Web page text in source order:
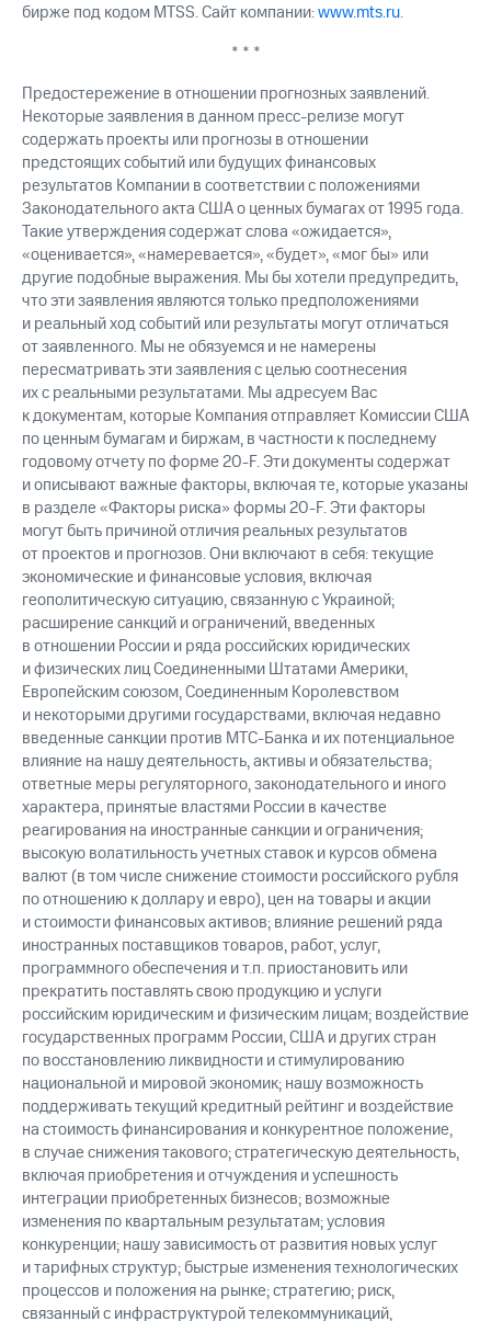
бирже под кодом MTSS. Сайт компании:www.mts.ru.
* * *
Предостережение в отношении прогнозных заявлений.
Некоторые заявления в данном пресс-релизе могут
содержать проекты или прогнозы в отношении
предстоящих событий или будущих финансовых
результатов Компании в соответствии с положениями
Законодательного акта США о ценных бумагах от 1995 года.
Такие утверждения содержат слова «ожидается»,
«оценивается», «намеревается», «будет», «мог бы» или
другие подобные выражения. Мы бы хотели предупредить,
что эти заявления являются только предположениями
и реальный ход событий или результаты могут отличаться
от заявленного. Мы не обязуемся и не намерены
пересматривать эти заявления с целью соотнесения
их с реальными результатами. Мы адресуем Вас
к документам, которые Компания отправляет Комиссии США
по ценным бумагам и биржам, в частности к последнему
годовому отчету по форме 20-F. Эти документы содержат
и описывают важные факторы, включая те, которые указаны
в разделе «Факторы риска» формы 20-F. Эти факторы
могут быть причиной отличия реальных результатов
от проектов и прогнозов. Они включают в себя: текущие
экономические и финансовые условия, включая
геополитическую ситуацию, связанную с Украиной;
расширение санкций и ограничений, введенных
в отношении России и ряда российских юридических
и физических лиц Соединенными Штатами Америки,
Европейским союзом, Соединенным Королевством
и некоторыми другими государствами, включая недавно
введенные санкции против МТС-Банка и их потенциальное
влияние на нашу деятельность, активы и обязательства;
ответные меры регуляторного, законодательного и иного
характера, принятые властями России в качестве
реагирования на иностранные санкции и ограничения;
высокую волатильность учетных ставок и курсов обмена
валют (в том числе снижение стоимости российского рубля
по отношению к доллару и евро), цен на товары и акции
и стоимости финансовых активов; влияние решений ряда
иностранных поставщиков товаров, работ, услуг,
программного обеспечения и т.п. приостановить или
прекратить поставлять свою продукцию и услуги
российским юридическим и физическим лицам; воздействие
государственных программ России, США и других стран
по восстановлению ликвидности и стимулированию
национальной и мировой экономик; нашу возможность
поддерживать текущий кредитный рейтинг и воздействие
на стоимость финансирования и конкурентное положение,
в случае снижения такового; стратегическую деятельность,
включая приобретения и отчуждения и успешность
интеграции приобретенных бизнесов; возможные
изменения по квартальным результатам; условия
конкуренции; нашу зависимость от развития новых услуг
и тарифных структур; быстрые изменения технологических
процессов и положения на рынке; стратегию; риск,
связанный с инфраструктурой телекоммуникаций,